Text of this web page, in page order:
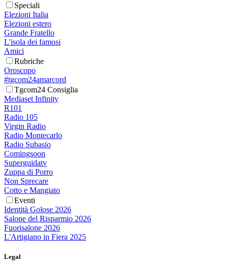
Speciali
Elezioni Italia
Elezioni estero
Grande Fratello
L'isola dei famosi
Amici
Rubriche
Oroscopo
#tgcom24amarcord
Tgcom24 Consiglia
Mediaset Infinity
R101
Radio 105
Virgin Radio
Radio Montecarlo
Radio Subasio
Comingsoon
Superguidatv
Zuppa di Porro
Non Sprecare
Cotto e Mangiato
Eventi
Identità Golose 2026
Salone del Risparmio 2026
Fuorisalone 2026
L'Artigiano in Fiera 2025
Legal